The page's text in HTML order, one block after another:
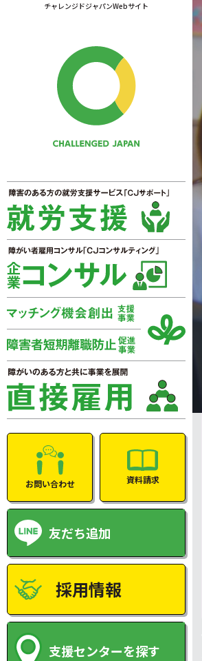
チャレンジドジャパンWebサイト
お問い合わせ 資料請求
友だち追加
採用情報
支援センターを探す